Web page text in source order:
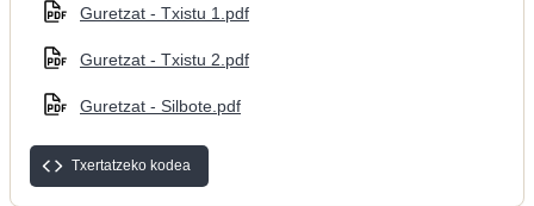
Guretzat - Txistu 1.pdf
Guretzat - Txistu 2.pdf
Guretzat - Silbote.pdf
Txertatzeko kodea